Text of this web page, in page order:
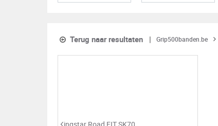
Terug naar resultaten Grip500banden.be